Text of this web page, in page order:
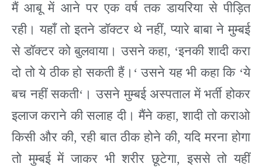
मैं आबू में आने पर एक वर्ष तक डायरिया से पीड़ित
रही। यहाँ तो इतने डॉक्टर थे नहीं,प्यारे बाबा ने मुम्बई
से डॉक्टर को बुलवाया। उसने कहा, ‘इनकी शादी करा
दो तो ये ठीक हो सकती हैं। ‘उसने यह भी कहा कि ‘ये
बच नहीं सकती‘ । उसने मुम्बई अस्पताल में भर्ती होकर
इलाज कराने की सलाह दी। मैंने कहा,शादी तो कराओ
किसी और की,रही बात ठीक होने की,यदि मरना होगा
तो मुम्बई में जाकर भी शरीर छूटेगा,इससे तो यहीं